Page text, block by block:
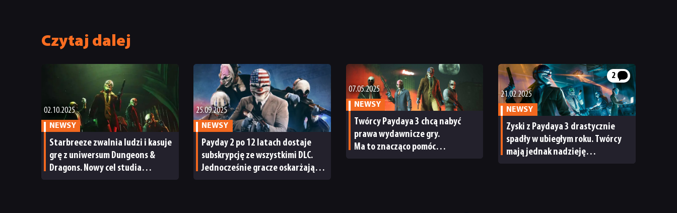
Czytaj dalej
02.10.2025
NEWSY
Starbreeze zwalnia ludzi i kasuje
grę z uniwersum Dungeons &
Dragons. Nowy cel studia
25.09.2025
NEWSY
Payday 2 po 12 latach dostaje
subskrypcję ze wszystkimi DLC.
Jednocześnie gracze oskarżają
07.05.2025
NEWSY
Twórcy Paydaya 3 chcą nabyć
prawa wydawnicze gry.
Ma to znacząco pomóc
2
21.02.2025
NEWSY
Zyski z Paydaya 3 drastycznie
spadły w ubiegłym roku. Twórcy
mają jednak nadzieję